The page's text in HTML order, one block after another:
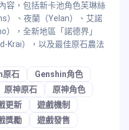
容，包括新卡池角色芙琳絲
）、夜蘭（Yelan）、艾諾
），全新地區「諾德界」
Krai），以及最佳原石農法
原石
Genshin角色
原神原石
原神角色
更新
遊戲機制
獎勵
遊戲發售